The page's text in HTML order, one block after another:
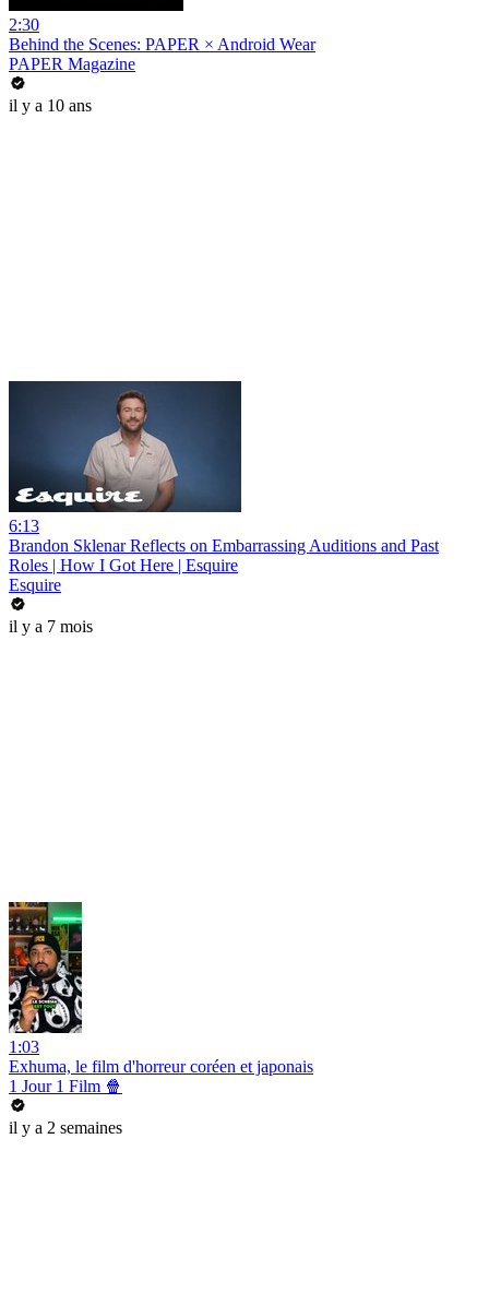
2:30
Behind the Scenes: PAPER × Android Wear
PAPER Magazine
il y a 10 ans
6:13
Brandon Sklenar Reflects on Embarrassing Auditions and Past
Roles | How I Got Here | Esquire
Esquire
il y a 7 mois
1:03
Exhuma, le film d'horreur coréen et japonais
1 Jour 1 Film 🍿
il y a 2 semaines